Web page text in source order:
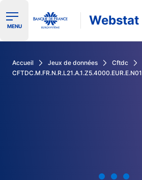
Ouvrir le menu de navigation
MENU Webstat
Accueil Jeux de données
Cftdc
CFTDC.M.FR.N.R.L21.A.1.Z5.4000.EUR.E.N01